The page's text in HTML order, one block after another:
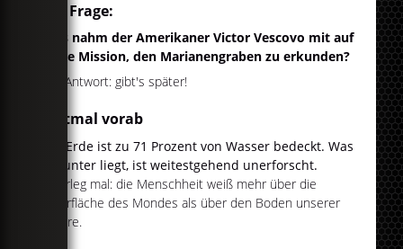
Die Frage:
Was nahm der Amerikaner Victor Vescovo mit auf
seine Mission, den Marianengraben zu erkunden?
Die Antwort: gibt's später!
Erstmal vorab
Die Erde ist zu 71 Prozent von Wasser bedeckt. Was
darunter liegt, ist weitestgehend unerforscht.
Überleg mal: die Menschheit weiß mehr über die
Oberfläche des Mondes als über den Boden unserer
Meere.